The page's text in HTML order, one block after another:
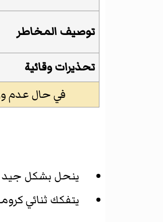
توصيف المخاطر
تحذيرات وقائية
في حال عدم ورود
ينحل بشكل
يتفكك ثنائي كرومات الأمونيوم